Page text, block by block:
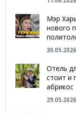
Мэр
нового
30.05.2026
Отель
стоит и
абрикос
29.05.2026